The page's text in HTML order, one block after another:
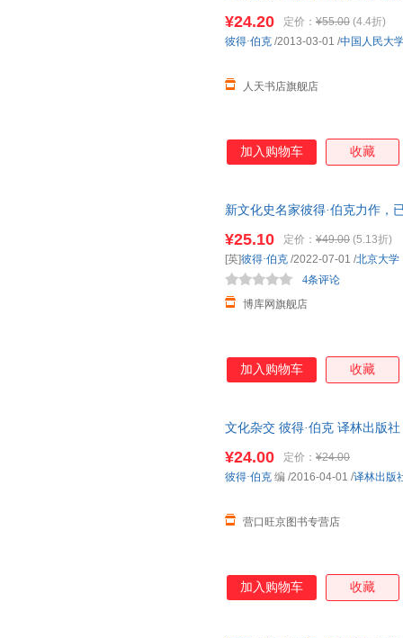
惠
¥24.20 定价： ¥55.00 (4.4折)
人天书店旗舰店
彼得·伯克 /2013-03-01 /中国人民大
加入购物车 收藏
新文化史名家彼得·伯克力作，
¥25.10 定价： ¥49.00 (5.13折)
博库网旗舰店
4条评论
[英]彼得·伯克 /2022-07-01 /北京大学
加入购物车 收藏
文化杂交 彼得·伯克 译林出版社
¥24.00 定价： ¥24.00
营口旺京图书专营店
彼得·伯克 编 /2016-04-01 /译林出版
加入购物车 收藏